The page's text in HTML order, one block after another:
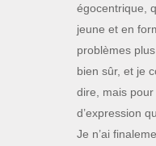
égocentrique,
jeune et en
problèmes
bien sûr, et je
dire, mais pour
d’expression
Je n’ai